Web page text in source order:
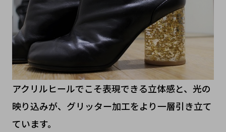
アクリルヒールでこそ表現できる立体感と、光の
映り込みが、グリッター加工をより一層引き立て
ています。